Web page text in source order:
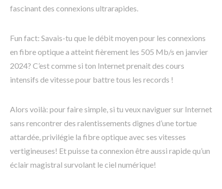
fascinant des connexions ultrarapides.
Fun fact: Savais-tu que le débit moyen pour les connexions
en fibre optique a atteint fièrement les 505 Mb/s en janvier
2024? C’est comme si ton Internet prenait des cours
intensifs de vitesse pour battre tous les records !
Alors voilà: pour faire simple, si tu veux naviguer sur Internet
sans rencontrer des ralentissements dignes d’une tortue
attardée, privilégie la fibre optique avec ses vitesses
vertigineuses! Et puisse ta connexion être aussi rapide qu’un
éclair magistral survolant le ciel numérique!